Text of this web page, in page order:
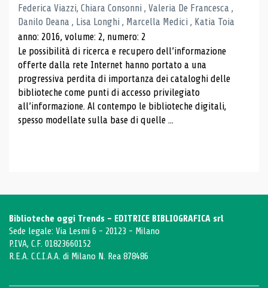
Federica Viazzi, Chiara Consonni , Valeria De Francesca ,
Danilo Deana , Lisa Longhi , Marcella Medici , Katia Toia
anno: 2016, volume: 2, numero: 2
Le possibilità di ricerca e recupero dell’informazione
offerte dalla rete Internet hanno portato a una
progressiva perdita di importanza dei cataloghi delle
biblioteche come punti di accesso privilegiato
all’informazione. Al contempo le biblioteche digitali,
spesso modellate sulla base di quelle ...
Biblioteche oggi Trends - EDITRICE BIBLIOGRAFICA srl
Sede legale: Via Lesmi 6 - 20123 - Milano
P.IVA, C.F. 01823660152
R.E.A. C.C.I.A.A. di Milano N. Rea 878486